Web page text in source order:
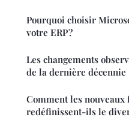
Pourquoi choisir
votre ERP ?
Les changements
de la dernière décennie
Comment les
redéfinissent-ils le